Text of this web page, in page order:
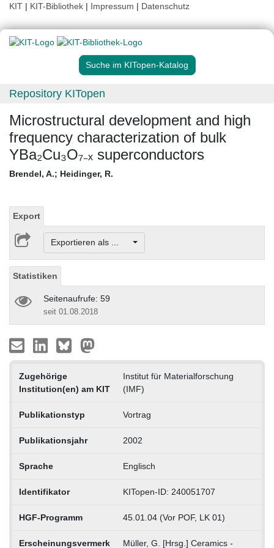
KIT | KIT-Bibliothek | Impressum | Datenschutz
Suche im KITopen-Katalog
Repository KITopen
Microstructural development and high
frequency characterization of bulk
YBa₂Cu₃O₇₋ₓ superconductors
Brendel, A.; Heidinger, R.
Export
Exportieren als ...
Statistiken
Seitenaufrufe: 59
seit 01.08.2018
Zugehörige
Institution(en) am KIT
Institut für Materialforschung
(IMF)
Publikationstyp Vortrag
Publikationsjahr 2002
Sprache Englisch
Identifikator KITopen-ID: 240051707
HGF-Programm 45.01.04 (Vor POF, LK 01)
Erscheinungsvermerk Müller, G. [Hrsg.] Ceramics -